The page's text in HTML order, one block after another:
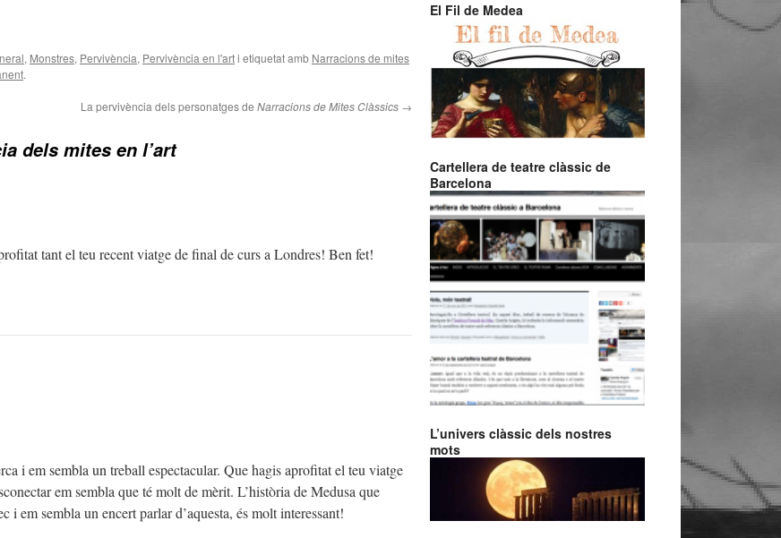
, Monstres, Pervivència, Pervivència en l'arti etiquetat amb Narracions de mites
.
La pervivència dels personatges de Narracions de Mites Clàssics →
dels mites en l’art
tant el teu recent viatge de final de curs a Londres! Ben fet!
i em sembla un treball espectacular. Que hagis aprofitat el teu viatge
em sembla que té molt de mèrit. L’història de Medusa que
i em sembla un encert parlar d’aquesta, és molt interessant!
El Fil de Medea
Cartellera de teatre clàssic de
Barcelona
L’univers clàssic dels nostres
mots